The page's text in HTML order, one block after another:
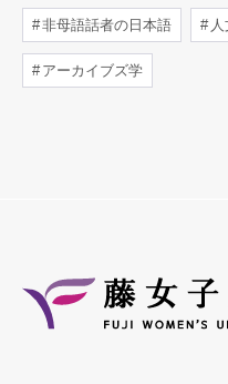
非母語話者の日本語 人
アーカイブズ学